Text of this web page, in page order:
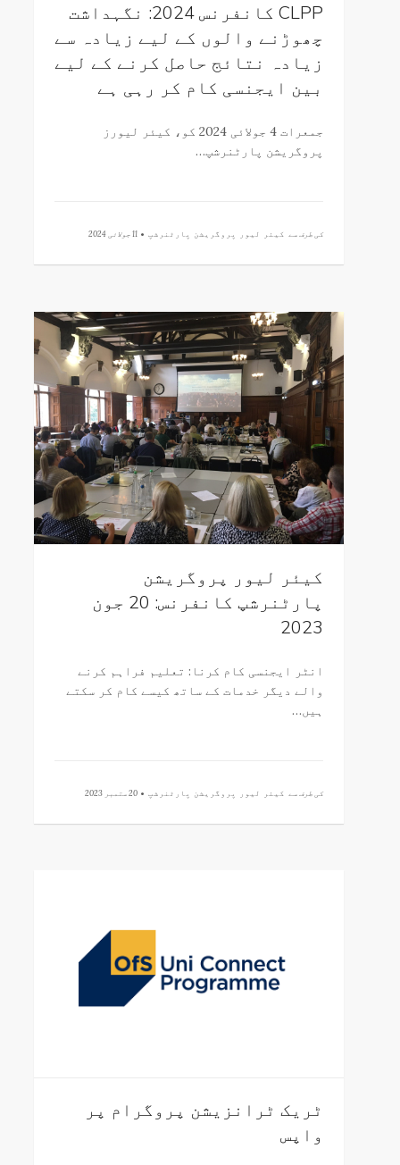
CLPP کانفرنس 2024: نگہداشت
چھوڑنے والوں کے لیے زیادہ سے
زیادہ نتائج حاصل کرنے کے لیے
بین ایجنسی کام کر رہی ہے
جمعرات 4 جولائی 2024 کو، کیئر لیورز
پروگریشن پارٹنرشپ…
کی طرف سے کیئر لیور پروگریشن پارٹنرشپ • 11 جولائی 2024
کیئر لیور پروگریشن
پارٹنرشپ کانفرنس: 20 جون
2023
انٹر ایجنسی کام کرنا: تعلیم فراہم کرنے
والے دیگر خدمات کے ساتھ کیسے کام کر سکتے
ہیں…
کی طرف سے کیئر لیور پروگریشن پارٹنرشپ • 20 ستمبر 2023
ٹریک ٹرانزیشن پروگرام پر
واپس